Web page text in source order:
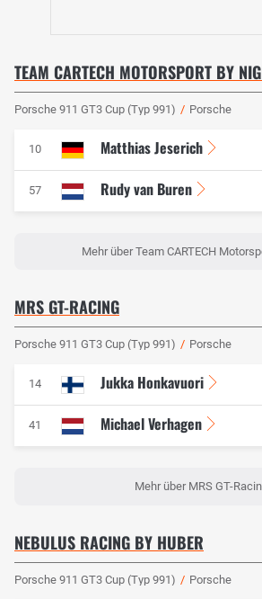
TEAM CARTECH MOTORSPORT BY
Porsche 911 GT3 Cup (Typ 991) / Porsche
10 Matthias Jeserich
57 Rudy van Buren
Mehr über Team CARTECH
MRS GT-RACING
Porsche 911 GT3 Cup (Typ 991) / Porsche
14 Jukka Honkavuori
41 Michael Verhagen
Mehr über MRS GT-
NEBULUS RACING BY HUBER
Porsche 911 GT3 Cup (Typ 991) / Porsche